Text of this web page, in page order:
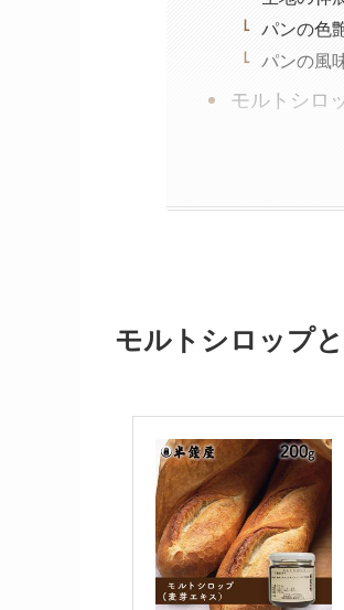
パンの色
パンの風
モルトシロ
モルトシロップ